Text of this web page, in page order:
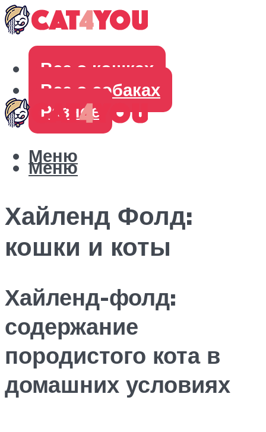
Все о кошках
Все о собаках
Разное
Меню
Меню
Хайленд Фолд:
кошки и коты
Хайленд-фолд:
содержание
породистого кота в
домашних условиях